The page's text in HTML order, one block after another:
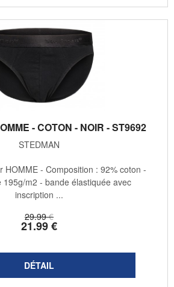
- COTON - NOIR - ST9692
STEDMAN
29.99 €
21.99€
HOMME - Composition : 92% coton -
195g/m2 - bande élastiquée avec
inscription ...